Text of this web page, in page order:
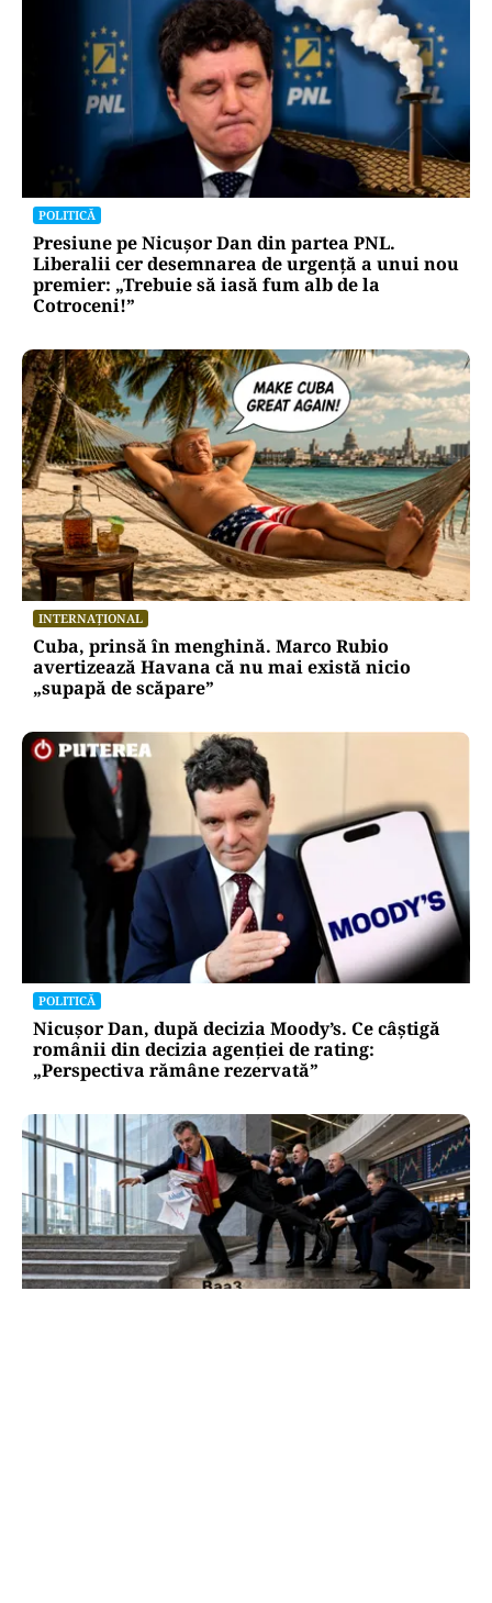
POLITICĂ
Presiune pe Nicușor Dan din partea PNL.
Liberalii cer desemnarea de urgență a unui nou
premier: „Trebuie să iasă fum alb de la
Cotroceni!”
INTERNAȚIONAL
Cuba, prinsă în menghină. Marco Rubio
avertizează Havana că nu mai există nicio
„supapă de scăpare”
POLITICĂ
Nicușor Dan, după decizia Moody’s. Ce câștigă
românii din decizia agenției de rating:
„Perspectiva rămâne rezervată”